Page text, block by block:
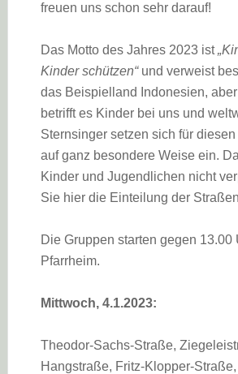
freuen uns schon sehr darauf!
Das Motto des Jahres 2023 ist
Kinder schützen“und verweist
das Beispielland Indonesien,
betrifft es Kinder bei uns und
Sternsinger setzen sich für
auf ganz besondere Weise ein.
Kinder und Jugendlichen nicht
Sie hier die Einteilung der
Die Gruppen starten gegen 13.00
Pfarrheim.
Mittwoch, 4.1.2023:
Theodor-Sachs-Straße,
Hangstraße, Fritz-Klopper-